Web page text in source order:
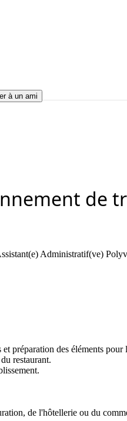
à un ami
de
Administratif(ve)
préparation des éléments pour
restaurant.
de l'hôtellerie ou du